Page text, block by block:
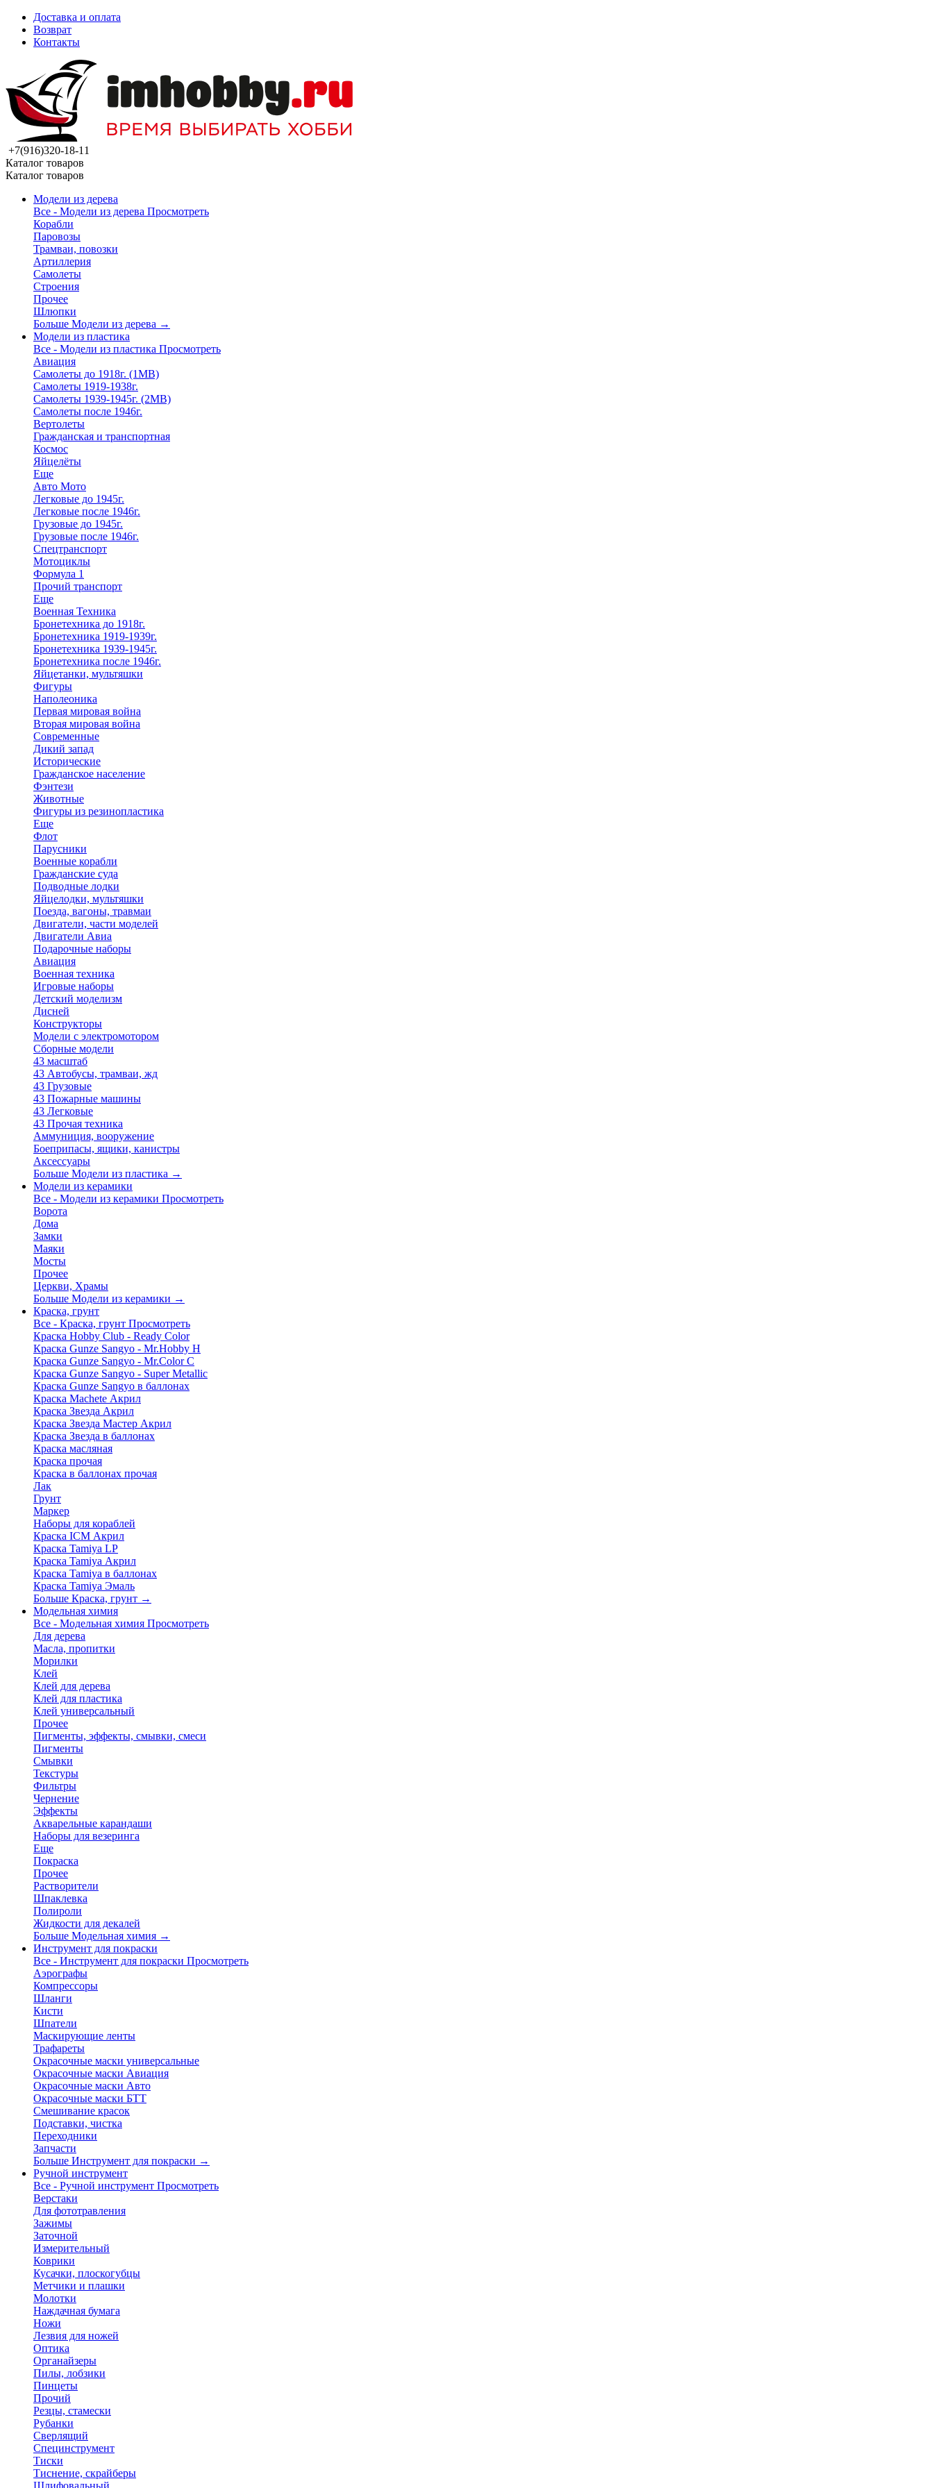
Доставка и оплата
Возврат
Контакты
+7(916)320-18-11
Каталог товаров
Каталог товаров
Модели из дерева
Все - Модели из дерева Просмотреть
Корабли
Паровозы
Трамваи, повозки
Артиллерия
Самолеты
Строения
Прочее
Шлюпки
Больше Модели из дерева →
Модели из пластика
Все - Модели из пластика Просмотреть
Авиация
Самолеты до 1918г. (1МВ)
Самолеты 1919-1938г.
Самолеты 1939-1945г. (2МВ)
Самолеты после 1946г.
Вертолеты
Гражданская и транспортная
Космос
Яйцелёты
Еще
Авто Мото
Легковые до 1945г.
Легковые после 1946г.
Грузовые до 1945г.
Грузовые после 1946г.
Спецтранспорт
Мотоциклы
Формула 1
Прочий транспорт
Еще
Военная Техника
Бронетехника до 1918г.
Бронетехника 1919-1939г.
Бронетехника 1939-1945г.
Бронетехника после 1946г.
Яйцетанки, мультяшки
Фигуры
Наполеоника
Первая мировая война
Вторая мировая война
Современные
Дикий запад
Исторические
Гражданское население
Фэнтези
Животные
Фигуры из резинопластика
Еще
Флот
Парусники
Военные корабли
Гражданские суда
Подводные лодки
Яйцелодки, мультяшки
Поезда, вагоны, травмаи
Двигатели, части моделей
Двигатели Авиа
Подарочные наборы
Авиация
Военная техника
Игровые наборы
Детский моделизм
Дисней
Конструкторы
Модели с электромотором
Сборные модели
43 масштаб
43 Автобусы, трамваи, жд
43 Грузовые
43 Пожарные машины
43 Легковые
43 Прочая техника
Аммуниция, вооружение
Боеприпасы, ящики, канистры
Аксессуары
Больше Модели из пластика →
Модели из керамики
Все - Модели из керамики Просмотреть
Ворота
Дома
Замки
Маяки
Мосты
Прочее
Церкви, Храмы
Больше Модели из керамики →
Краска, грунт
Все - Краска, грунт Просмотреть
Краска Hobby Club - Ready Color
Краска Gunze Sangyo - Mr.Hobby H
Краска Gunze Sangyo - Mr.Color C
Краска Gunze Sangyo - Super Metallic
Краска Gunze Sangyo в баллонах
Краска Machete Акрил
Краска Звезда Акрил
Краска Звезда Мастер Акрил
Краска Звезда в баллонах
Краска масляная
Краска прочая
Краска в баллонах прочая
Лак
Грунт
Маркер
Наборы для кораблей
Краска ICM Акрил
Краска Tamiya LP
Краска Tamiya Акрил
Краска Tamiya в баллонах
Краска Tamiya Эмаль
Больше Краска, грунт →
Модельная химия
Все - Модельная химия Просмотреть
Для дерева
Масла, пропитки
Морилки
Клей
Клей для дерева
Клей для пластика
Клей универсальный
Прочее
Пигменты, эффекты, смывки, смеси
Пигменты
Смывки
Текстуры
Фильтры
Чернение
Эффекты
Акварельные карандаши
Наборы для везеринга
Еще
Покраска
Прочее
Растворители
Шпаклевка
Полироли
Жидкости для декалей
Больше Модельная химия →
Инструмент для покраски
Все - Инструмент для покраски Просмотреть
Аэрографы
Компрессоры
Шланги
Кисти
Шпатели
Маскирующие ленты
Трафареты
Окрасочные маски универсальные
Окрасочные маски Авиация
Окрасочные маски Авто
Окрасочные маски БТТ
Смешивание красок
Подставки, чистка
Переходники
Запчасти
Больше Инструмент для покраски →
Ручной инструмент
Все - Ручной инструмент Просмотреть
Верстаки
Для фототравления
Зажимы
Заточной
Измерительный
Коврики
Кусачки, плоскогубцы
Метчики и плашки
Молотки
Наждачная бумага
Ножи
Лезвия для ножей
Оптика
Органайзеры
Пилы, лобзики
Пинцеты
Прочий
Резцы, стамески
Рубанки
Сверлящий
Специнструмент
Тиски
Тиснение, скрайберы
Шлифовальный